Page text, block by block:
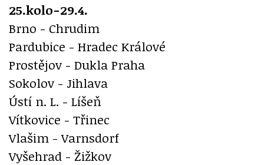
25.kolo-29.4.
Brno - Chrudim
Pardubice - Hradec Králové
Prostějov - Dukla Praha
Sokolov - Jihlava
Ústí n. L. - Líšeň
Vítkovice - Třinec
Vlašim - Varnsdorf
Vyšehrad - Žižkov